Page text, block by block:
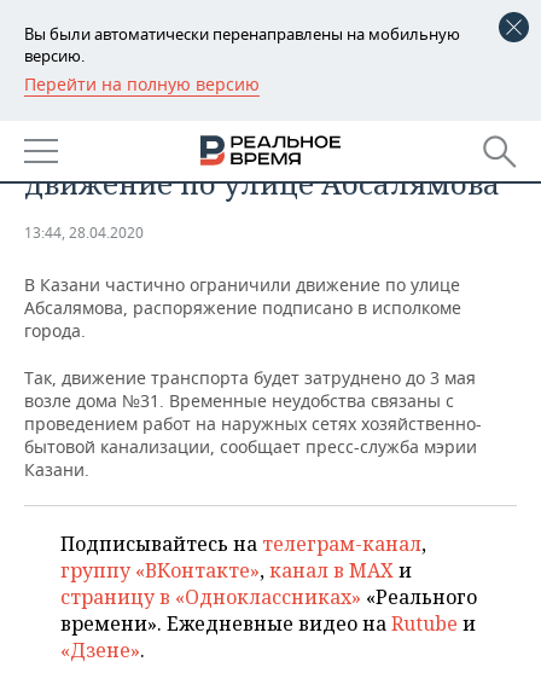
Вы были автоматически перенаправлены на мобильную
версию.
Перейти на полную версию
РЕГИОНЫ
БАШКОРТОСТАН
ТАТАРСТАН
НОВОСТИ
АНАЛИТИКА
ДЕКЛАРАЦИИ О ДОХОДАХ
ВУЗЫ ТАТАРСТАНА
КОМУ ПРИНАДЛЕЖАТ
ТАТАРСТАНА
НОВОСТИ ЭКОНОМИКИ
БАНКИ
БЮДЖЕТ
ИНВЕСТИЦИИ
ПРОМЫШЛЕННОСТЬ
ПРОМЫШЛЕННОСТИ
АГРОПРОМ
НЕФТЕХИМИЯ
НЕФТЬ
ОПК
НОВОСТИ НЕДВИЖИМОСТИ
АВТО
НОВОСТИ АВТО
БИЗНЕС
НОВОСТИ БИЗНЕСА
РОЗНИЧНАЯ ТОРГОВЛЯ
ТРАНСПОРТ
ТЕХНОЛОГИИ
НОВОСТИ ТЕХНОЛОГИЙ
МЕРОПРИЯТИЯ
НОВОСТИ МЕРОПРИЯТИЙ
СПОРТ
В Казани частично ограничили
движение по улице Абсалямова
13:44, 28.04.2020
В Казани частично ограничили движение по улице
Абсалямова, распоряжение подписано в исполкоме
города.
Так, движение транспорта будет затруднено до 3 мая
возле дома №31. Временные неудобства связаны с
проведением работ на наружных сетях хозяйственно-
бытовой канализации, сообщает пресс-служба мэрии
Казани.
Подписывайтесь на телеграм-канал,
группу «ВКонтакте»,канал в MAXи
страницу в «Одноклассниках» «Реального
времени». Ежедневные видео наRutube и
«Дзене».